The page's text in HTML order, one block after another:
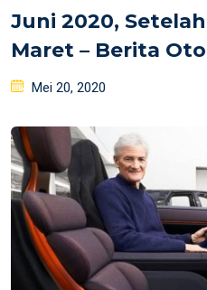
Juni 2020,
Maret – Berita
Posted
Mei 20, 2020